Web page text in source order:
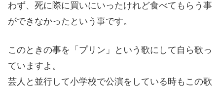
わず、死に際に買いにいったけれど食べてもらう事
ができなかったという事です。
このときの事を「プリン」という歌にして自ら歌っ
ていますよ。
芸人と並行して小学校で公演をしている時もこの歌